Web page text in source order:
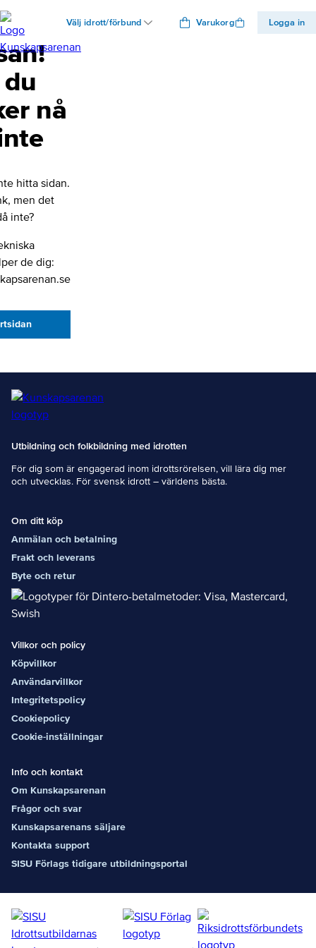
Välj idrott/förbund Varukorg Logga in
nå
hitta sidan.
men det
inte?
de dig:
Utbildning och folkbildning med idrotten
För dig som är engagerad inom idrottsrörelsen, vill lära dig mer
och utvecklas. För svensk idrott – världens bästa.
Om ditt köp
Anmälan och betalning
Frakt och leverans
Byte och retur
Villkor och policy
Köpvillkor
Användarvillkor
Integritetspolicy
Cookiepolicy
Cookie-inställningar
Info och kontakt
Om Kunskapsarenan
Frågor och svar
Kunskapsarenans säljare
Kontakta support
SISU Förlags tidigare utbildningsportal